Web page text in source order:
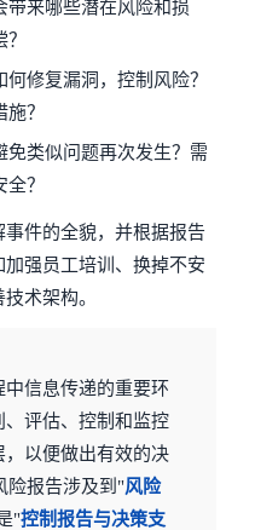
带来哪些潜在风险和损
何修复漏洞，控制风险？
？
免类似问题再次发生？需
？
件的全貌，并根据报告
强员工培训、换掉不安
术架构。
中信息传递的重要环
评估、控制和监控
以便做出有效的决
险报告涉及到"风险
"控制报告与决策支